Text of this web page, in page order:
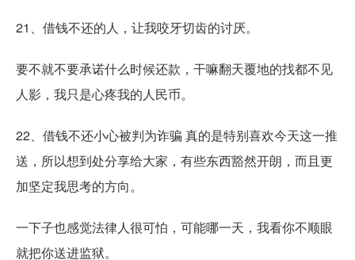
21、借钱不还的人，让我咬牙切齿的讨厌。
要不就不要承诺什么时候还款，干嘛翻天覆地的找都不见
人影，我只是心疼我的人民币。
22、借钱不还小心被判为诈骗 真的是特别喜欢今天这一推
送，所以想到处分享给大家，有些东西豁然开朗，而且更
加坚定我思考的方向。
一下子也感觉法律人很可怕，可能哪一天，我看你不顺眼
就把你送进监狱。